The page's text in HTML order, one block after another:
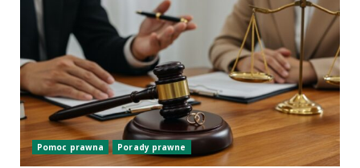
Pomoc prawna Porady prawne